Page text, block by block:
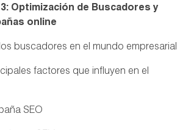
3: Optimización de Buscadores y
online
buscadores en el mundo empresarial
factores que influyen en el
SEO